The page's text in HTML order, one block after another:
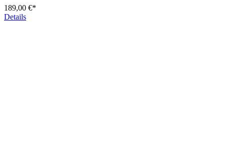
189,00 €*
Details